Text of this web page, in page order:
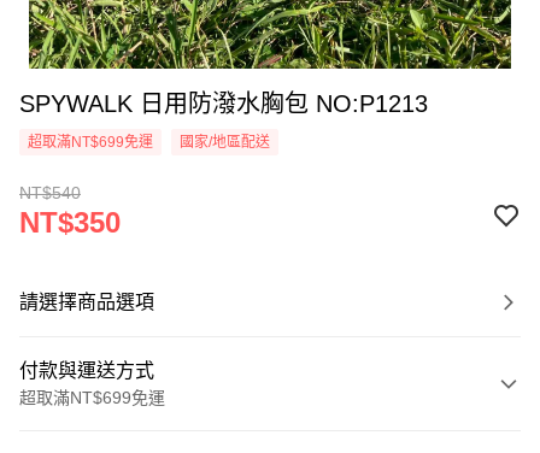
SPYWALK 日用防潑水胸包 NO:P1213
超取滿NT$699免運 國家/地區配送
NT$540
NT$350
請選擇商品選項
付款與運送方式
超取滿NT$699免運